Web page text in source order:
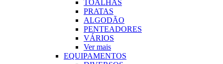
TOALHAS
PRATAS
ALGODÃO
PENTEADORES
VÁRIOS
Ver mais
EQUIPAMENTOS